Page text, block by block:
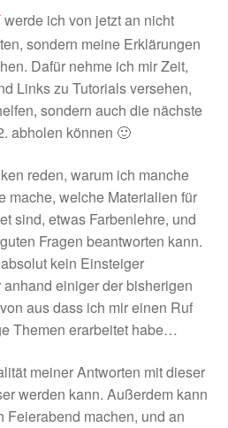
werde ich von jetzt an nicht
sondern meine Erklärungen
Dafür nehme ich mir Zeit,
Links zu Tutorials versehen,
sondern auch die nächste
abholen können 🙂
reden, warum ich manche
mache, welche Materialien für
sind, etwas Farbenlehre, und
Fragen beantworten kann.
kein Einsteiger
einiger der bisherigen
aus dass ich mir einen Ruf
Themen erarbeitet habe…
meiner Antworten mit dieser
werden kann. Außerdem kann
Feierabend machen, und an